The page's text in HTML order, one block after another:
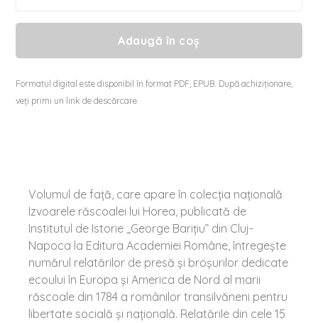
Adaugă în coș
Formatul digital este disponibil în format PDF, EPUB. După achiziționare,
veți primi un link de descărcare.
Volumul de față, care apare în colecția națională
Izvoarele răscoalei lui Horea, publicată de
Institutul de Istorie „George Barițiu” din Cluj-
Napoca la Editura Academiei Române, întregește
numărul relatărilor de presă și broșurilor dedicate
ecoului în Europa și America de Nord al marii
răscoale din 1784 a românilor transilvăneni pentru
libertate socială și națională. Relatările din cele 15